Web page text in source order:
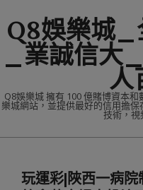
to
content
Q8娛樂城_
_業誠信大
人
Q8娛樂城 擁有 100 億賭博資本
樂城網站，並提供最好的信用擔
技術，視
Menu玩運彩|陜西一病